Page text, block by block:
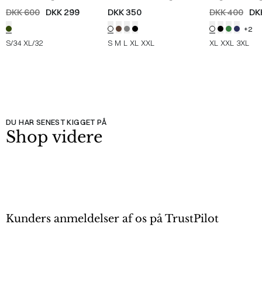
Bukser / OLIVE
DKK 600 DKK 299
S/34 XL/32
shirt /WHITE
DKK 350
S M L XL XXL
Shirt
HVID
DKK 400
+2
XL XXL 3XL
DU HAR SENEST KIGGET PÅ
Shop videre
Kunders anmeldelser af os på TrustPilot